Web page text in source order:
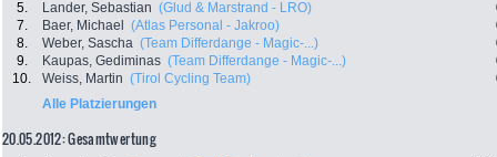
5.
Lander, Sebastian (Glud & Marstrand - LRO)
7.
Baer, Michael (Atlas Personal - Jakroo)
8.
Weber, Sascha (Team Differdange - Magic-...)
9.
Kaupas, Gediminas (Team Differdange - Magic-...)
10.
Weiss, Martin (Tirol Cycling Team)
Alle Platzierungen
20.05.2012: Gesamtwertung